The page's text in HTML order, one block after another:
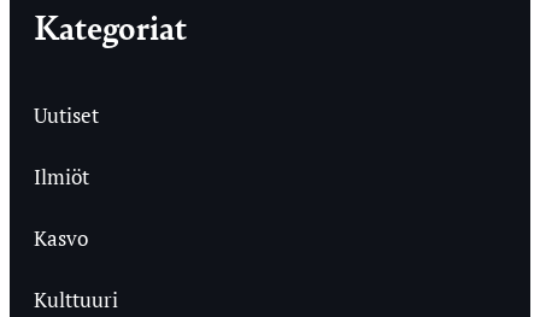
Kategoriat
Uutiset
Ilmiöt
Kasvo
Kulttuuri